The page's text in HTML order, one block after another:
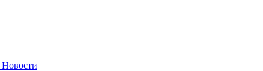
Новости